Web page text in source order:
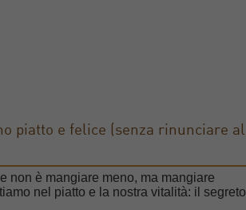
piatto e felice (senza rinunciare al
non è mangiare meno, ma mangiare
nel piatto e la nostra vitalità: il segreto